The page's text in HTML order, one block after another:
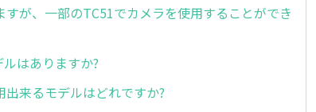
が、一部のTC51でカメラを使用することができ
はありますか?
来るモデルはどれですか?